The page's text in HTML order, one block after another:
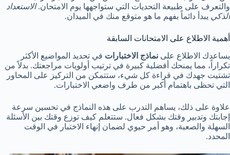
والتعرف على طبيعة التحديات التي ستواجهها يوم الامتحان.الاستعداد
الذكي يبدأ دائماً بفهم ما هو متوقع منك في الميدان.
أهمية الاطلاع على الامتحانات السابقة
يساعدك الاطلاع على نماذج الاختبارات في تحديد المواضيع الأكثر
تكراراً، مما يمنحك أفضلية كبيرة في ترتيب أولويات مراجعتك. بدلاً من
تشتيت جهدك في قراءة كل شيء، ستتمكن من التركيز على المحاور
التي تحظى باهتمام أكبر من طرف واضعي الاختبارات.
علاوة على ذلك، يساهم التدرب على هذه النماذج في تحسين سرعة
إجابتك وتدبير وقتك بشكل فعال. ستتعلم كيف توزع وقتك بين الأسئلة
السهلة والصعبة، وهو أمر حيوي لضمان إنهاء الاختبار في الوقت
المحدد.